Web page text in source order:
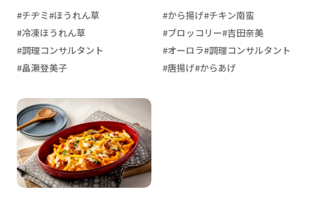
チヂミ ほうれん草
冷凍ほうれん草
調理コンサルタント
畠瀬登美子
から揚げ チキン南蛮
ブロッコリー 吉田奈美
オーロラ 調理コンサルタント
唐揚げ からあげ